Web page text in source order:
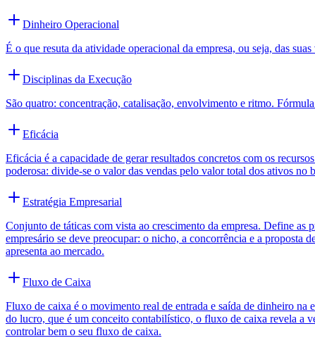
Dinheiro Operacional
É o que resuta da atividade operacional da empresa, ou seja, das
Disciplinas da Execução
São quatro: concentração, catalisação, envolvimento e ritmo.
Eficácia
Eficácia é a capacidade de gerar resultados concretos com os
poderosa: divide-se o valor das vendas pelo valor total dos ativos no
Estratégia Empresarial
Conjunto de táticas com vista ao crescimento da empresa. Define as
empresário se deve preocupar: o nicho, a concorrência e a proposta
apresenta ao mercado.
Fluxo de Caixa
Fluxo de caixa é o movimento real de entrada e saída de dinheiro
do lucro, que é um conceito contabilístico, o fluxo de caixa revela a
controlar bem o seu fluxo de caixa.